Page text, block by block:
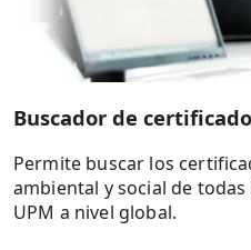
Buscador de
Permite buscar los
ambiental y social de
UPM a nivel global.